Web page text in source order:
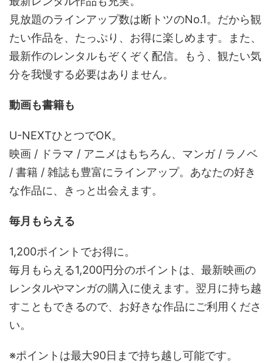
見放題のラインアップ数は断トツのNo.1。だから観
たい作品を、たっぷり、お得に楽しめます。また、
最新作のレンタルもぞくぞく配信。もう、観たい気
分を我慢する必要はありません。
動画も書籍も
U-NEXTひとつでOK。
映画 / ドラマ / アニメはもちろん、マンガ / ラノベ
/ 書籍 / 雑誌も豊富にラインアップ。あなたの好き
な作品に、きっと出会えます。
毎月もらえる
1,200ポイントでお得に。
毎月もらえる1,200円分のポイントは、最新映画の
レンタルやマンガの購入に使えます。翌月に持ち越
すこともできるので、お好きな作品にご利用くださ
い。
※ポイントは最大90日まで持ち越し可能です。